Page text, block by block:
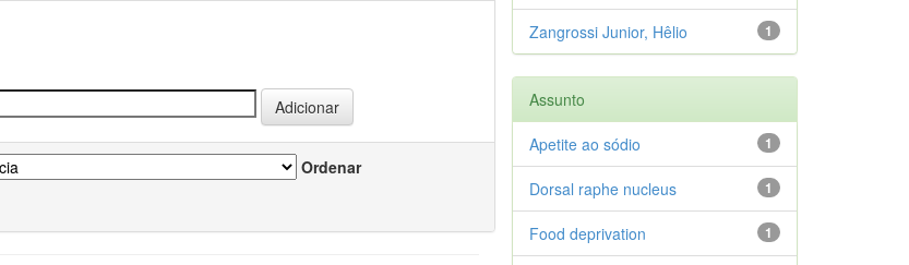
Ordenar
1
Zangrossi Junior, Hêlio
Assunto
1
Apetite ao sódio
1
Dorsal raphe nucleus
1
Food deprivation